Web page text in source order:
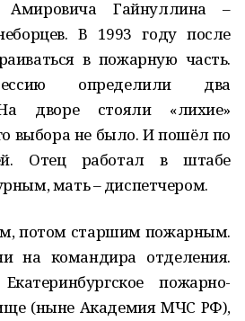
Амировича Гайнуллина –
В 1993 году после
в пожарную часть.
определили два
На дворе стояли «лихие»
выбора не было. И пошёл по
Отец работал в штабе
мать – диспетчером.
потом старшим пожарным.
на командира отделения.
пожарно-
(ныне Академия МЧС РФ),